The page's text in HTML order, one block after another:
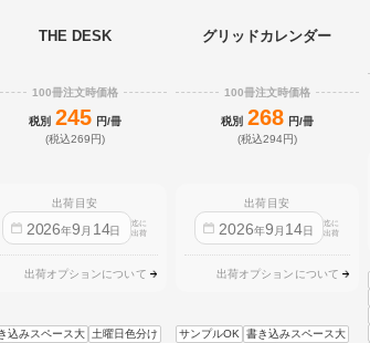
THE DESK
100冊注文時価格
税別 245 円/冊
(税込269円)
出荷目安
2026年9 月 14日
迄に
出荷
出荷オプションについて
込みスペース大
土曜日色分け
グリッドカレンダー
100冊注文時価格
税別 268 円/冊
(税込294円)
出荷目安
2026年9 月 14日
迄に
出荷
出荷オプションについて
サンプルOK
書き込みスペース大